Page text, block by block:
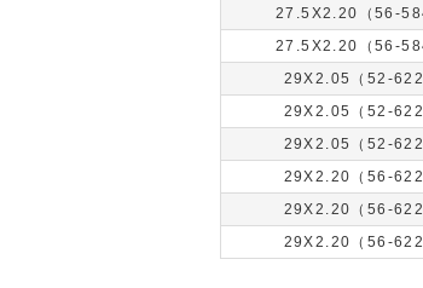
27.5X2.20（56-
27.5X2.20（56-
29X2.05（52-622
29X2.05（52-622
29X2.05（52-622
29X2.20（56-622
29X2.20（56-622
29X2.20（56-622